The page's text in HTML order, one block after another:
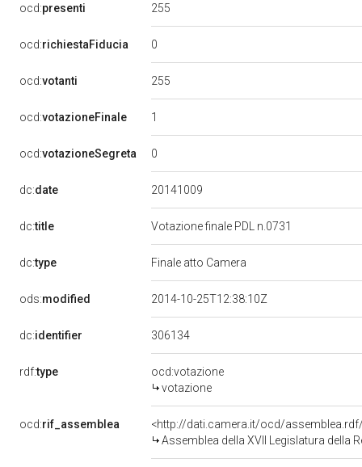
ocd:presenti 255
ocd:richiestaFiducia 0
ocd:votanti 255
ocd:votazioneFinale 1
ocd:votazioneSegreta 0
dc:date 20141009
dc:title Votazione finale PDL n.0731
dc:type Finale atto Camera
ods:modified 2014-10-25T12:38:10Z
dc:identifier 306134
rdf:type
ocd:votazione
votazione
ocd:rif_assemblea
<http://dati.camera.it/ocd/
Assemblea della XVII Legislatura della